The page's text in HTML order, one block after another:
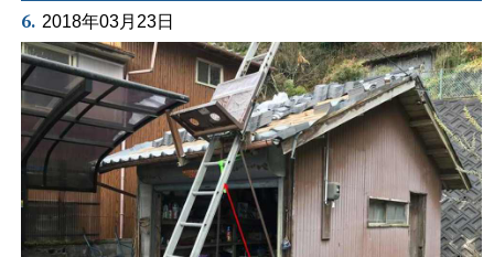
6. 2018年03月23日